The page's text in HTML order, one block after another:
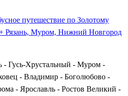
путешествие по Золотому
Рязань, Муром, Нижний Новгород
- Гусь-Хрустальный - Муром -
- Владимир - Боголюбово -
- Ярославль - Ростов Великий -